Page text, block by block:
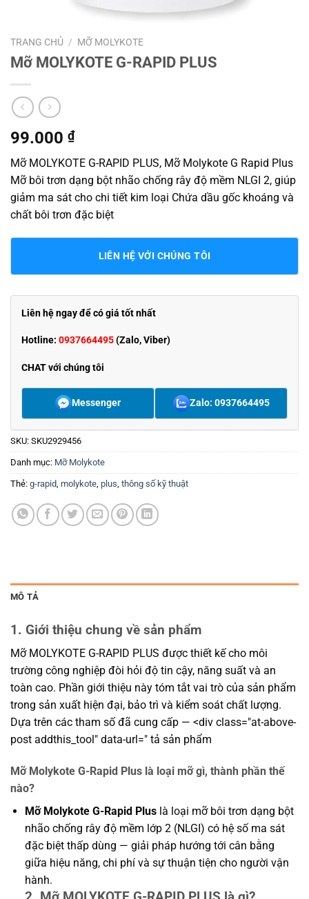
TRANG CHỦ / MỠ MOLYKOTE
Mỡ MOLYKOTE G-RAPID PLUS
99.000 ₫
Mỡ MOLYKOTE G-RAPID PLUS, Mỡ Molykote G Rapid Plus
Mỡ bôi trơn dạng bột nhão chống rây độ mềm NLGI 2, giúp
giảm ma sát cho chi tiết kim loại Chứa dầu gốc khoáng và
chất bôi trơn đặc biệt
LIÊN HỆ VỚI CHÚNG TÔI
Liên hệ ngay để có giá tốt nhất
Hotline: 0937664495(Zalo, Viber)
CHAT với chúng tôi
Messenger Zalo: 0937664495
SKU: SKU2929456
Danh mục: Mỡ Molykote
Thẻ: g-rapid molykote plus thông số kỹ thuật
MÔ TẢ
1. Giới thiệu chung về sản phẩm
Mỡ MOLYKOTE G-RAPID PLUS được thiết kế cho môi
trường công nghiệp đòi hỏi độ tin cậy, năng suất và an
toàn cao. Phần giới thiệu này tóm tắt vai trò của sản phẩm
trong sản xuất hiện đại, bảo trì và kiểm soát chất lượng.
Dựa trên các tham số đã cung cấp — <div class="at-above-
post addthis_tool" data-url=" tả sản phẩm
Mỡ Molykote G-Rapid Plus là loại mỡ gì, thành phần thế
nào?
Mỡ Molykote G-Rapid Pluslà loại mỡ bôi trơn dạng bột
nhão chống rây độ mềm lớp 2 (NLGI) có hệ số ma sát
đặc biệt thấp dùng — giải pháp hướng tới cân bằng
giữa hiệu năng, chi phí và sự thuận tiện cho người vận
hành.